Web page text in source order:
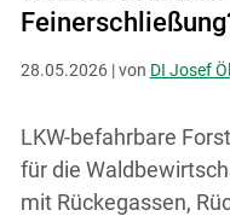
28.05.2026 | von DI Josef
LKW-befahrbare
für die
mit Rückegassen,